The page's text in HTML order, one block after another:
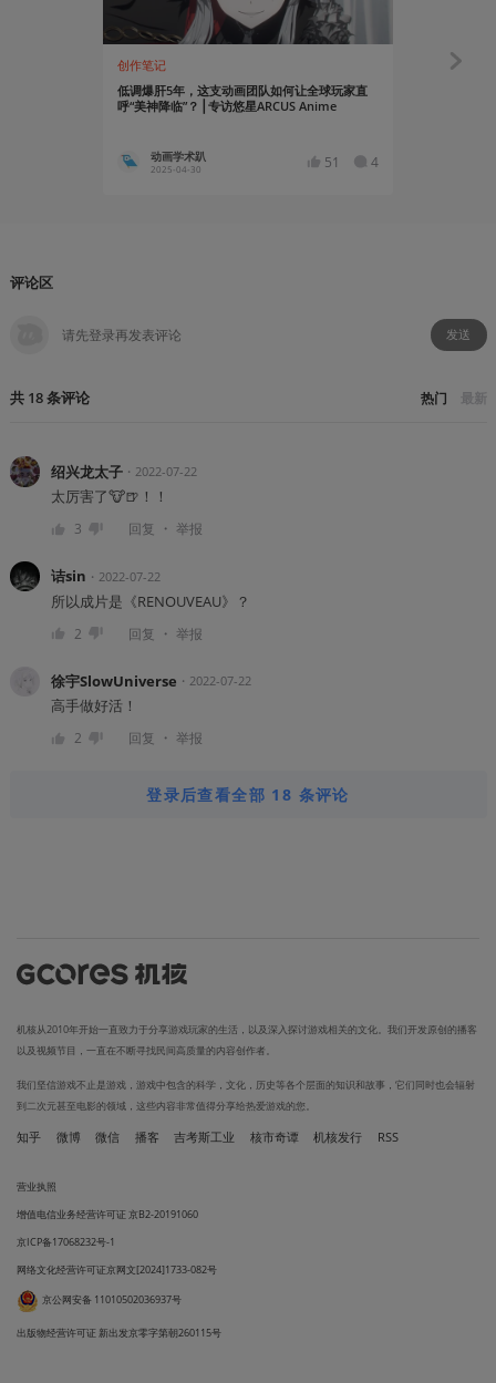
创作笔记
低调爆肝5年，这支动画团队如何让全球玩家直
呼“美神降临”？⎪专访悠星ARCUS Anime
动画学术趴
2025-04-30 51 4
创作笔记
评论区
发送
共 18条评论 热门 最新
绍兴龙太子・ 2022-07-22
太厉害了🐮🍺！！
3 回复 ・ 举报
诘sin ・ 2022-07-22
所以成片是《RENOUVEAU》？
2 回复 ・ 举报
徐宇SlowUniverse ・ 2022-07-22
高手做好活！
2 回复 ・ 举报
登录后查看全部 18 条评论
机核从2010年开始一直致力于分享游戏玩家的生活，以及深入探讨游戏相关的文化。我们开发原创的播客
以及视频节目，一直在不断寻找民间高质量的内容创作者。
我们坚信游戏不止是游戏，游戏中包含的科学，文化，历史等各个层面的知识和故事，它们同时也会辐射
到二次元甚至电影的领域，这些内容非常值得分享给热爱游戏的您。
知乎 微博 微信 播客 吉考斯工业 核市奇谭 机核发行 RSS
营业执照
增值电信业务经营许可证 京B2-20191060
京ICP备17068232号-1
网络文化经营许可证京网文[2024]1733-082号
京公网安备 11010502036937号
出版物经营许可证 新出发京零字第朝260115号